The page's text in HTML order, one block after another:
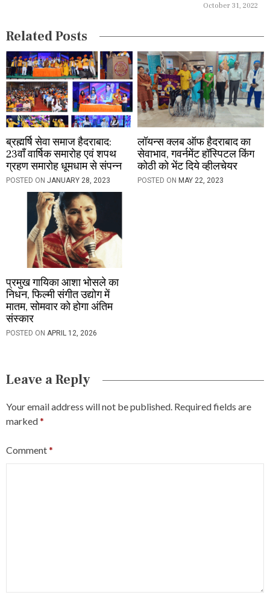
o
n
October 31, 2022
Related Posts
ब्रह्मर्षि सेवा समाज हैदराबाद:
23वाँ वार्षिक समारोह एवं शपथ
ग्रहण समारोह धूमधाम से संपन्न
POSTED ON JANUARY 28, 2023
लॉयन्स क्लब ऑफ हैदराबाद का
सेवाभाव, गवर्नमेंट हॉस्पिटल किंग
कोठी को भेंट दिये व्हीलचेयर
POSTED ONMAY 22, 2023
प्रमुख गायिका आशा भोसले का
निधन, फिल्मी संगीत उद्योग में
मातम, सोमवार को होगा अंतिम
संस्कार
POSTED ON APRIL 12, 2026
Leave a Reply
Your email address will not be published. Required fields are
marked*
Comment*